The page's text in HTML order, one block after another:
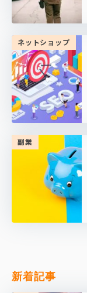
ネットショップ
副業
新着記事